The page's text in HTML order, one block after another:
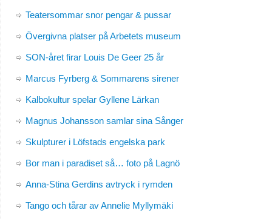
Teatersommar snor pengar & pussar
Övergivna platser på Arbetets museum
SON-året firar Louis De Geer 25 år
Marcus Fyrberg & Sommarens sirener
Kalbokultur spelar Gyllene Lärkan
Magnus Johansson samlar sina Sånger
Skulpturer i Löfstads engelska park
Bor man i paradiset så… foto på Lagnö
Anna-Stina Gerdins avtryck i rymden
Tango och tårar av Annelie Myllymäki